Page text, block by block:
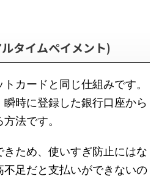
タイムペイメント)
カードと同じ仕組みです。
瞬時に登録した銀行口座から
法です。
きため、使いすぎ防止にはな
不足だと支払いができないの